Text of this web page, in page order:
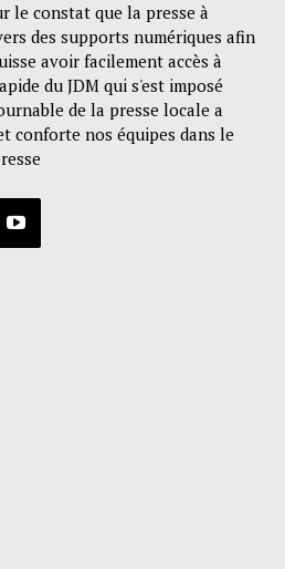
le constat que la presse à
des supports numériques afin
avoir facilement accès à
du JDM qui s'est imposé
de la presse locale a
conforte nos équipes dans le